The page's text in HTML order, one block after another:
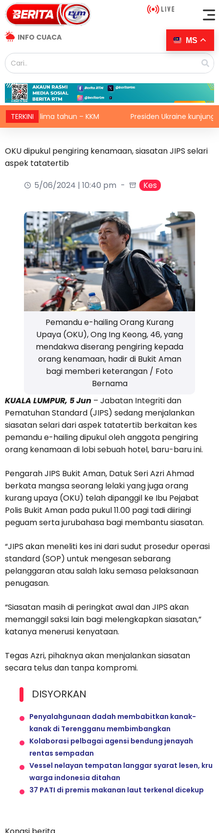
INFO CUACA
TERKINI
lima tahun – KKM Presiden Ukraine kunjungi
OKU dipukul pengiring kenamaan, siasatan JIPS selari
aspek tatatertib
5/06/2024 | 10:40 pm
Kes
Pemandu e-hailing Orang Kurang
Upaya (OKU), Ong Ing Keong, 46, yang
mendakwa diserang pengiring kepada
orang kenamaan, hadir di Bukit Aman
bagi memberi keterangan / Foto
Bernama
KUALA LUMPUR, 5 Jun – Jabatan Integriti dan
Pematuhan Standard (JIPS) sedang menjalankan
siasatan selari dari aspek tatatertib berkaitan kes
pemandu e-hailing dipukul oleh anggota pengiring
orang kenamaan di lobi sebuah hotel, baru-baru ini.
Pengarah JIPS Bukit Aman, Datuk Seri Azri Ahmad
berkata mangsa seorang lelaki yang juga orang
kurang upaya (OKU) telah dipanggil ke Ibu Pejabat
Polis Bukit Aman pada pukul 11.00 pagi tadi diiringi
peguam serta jurubahasa bagi membantu siasatan.
“JIPS akan meneliti kes ini dari sudut prosedur operasi
standard (SOP) untuk mengesan sebarang
pelanggaran atau salah laku semasa pelaksanaan
penugasan.
“Siasatan masih di peringkat awal dan JIPS akan
memanggil saksi lain bagi melengkapkan siasatan,”
katanya menerusi kenyataan.
Tegas Azri, pihaknya akan menjalankan siasatan
secara telus dan tanpa kompromi.
DISYORKAN
Penyalahgunaan dadah membabitkan kanak-
kanak di Terengganu membimbangkan
Kolaborasi pelbagai agensi bendung jenayah
rentas sempadan
Vessel nelayan tempatan langgar syarat lesen, kru
warga indonesia ditahan
37 PATI di premis makanan laut terkenal dicekup
MS